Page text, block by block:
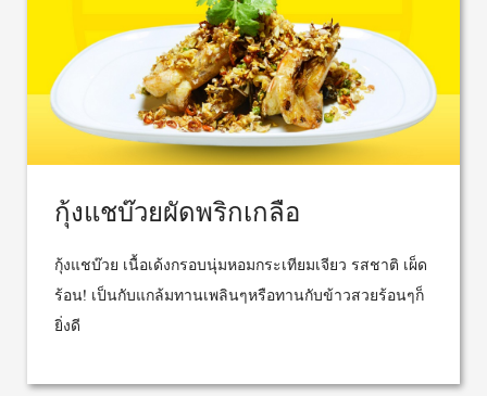
กุ้งแชบ๊วยผัดพริกเกลือ
กุ้งแชบ๊วย เนื้อเด้งกรอบนุ่มหอมกระเทียมเจียว รสชาติ เผ็ด
ร้อน! เป็นกับแกล้มทานเพลินๆหรือทานกับข้าวสวยร้อนๆก็
ยิ่งดี